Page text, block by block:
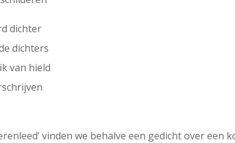
dichter
dichters
van hield
vinden we behalve een gedicht over